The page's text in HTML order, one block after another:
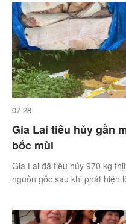
07-28
Gia Lai tiêu hủy gần
bốc mùi
Gia Lai đã tiêu hủy 970 kg
nguồn gốc sau khi phát hiện